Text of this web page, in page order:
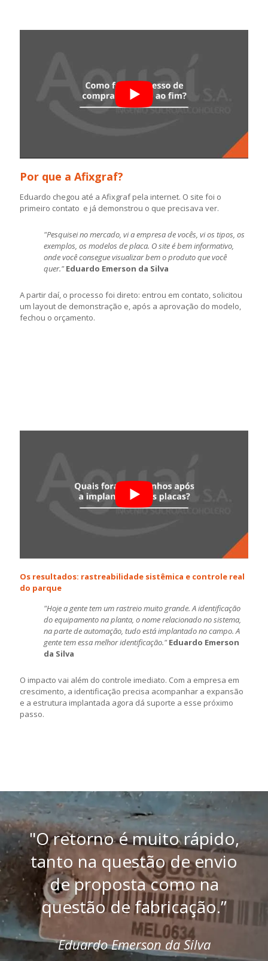
Por que a Afixgraf?
Eduardo chegou até a Afixgraf pela internet. O site foi o
primeiro contato e já demonstrou o que precisava ver.
"Pesquisei no mercado, vi a empresa de vocês, vi os tipos, os
exemplos, os modelos de placa. O site é bem informativo,
onde você consegue visualizar bem o produto que você
quer." Eduardo Emerson da Silva
A partir daí, o processo foi direto: entrou em contato, solicitou
um layout de demonstração e, após a aprovação do modelo,
fechou o orçamento.
Os resultados: rastreabilidade sistêmica e controle real
do parque
"Hoje a gente tem um rastreio muito grande. A identificação
do equipamento na planta, o nome relacionado no sistema,
na parte de automação, tudo está implantado no campo. A
gente tem essa melhor identificação." Eduardo Emerson
da Silva
O impacto vai além do controle imediato. Com a empresa em
crescimento, a identificação precisa acompanhar a expansão
e a estrutura implantada agora dá suporte a esse próximo
passo.
"O retorno é muito rápido,
tanto na questão de envio
de proposta como na
questão de fabricação.”
Eduardo Emerson da Silva